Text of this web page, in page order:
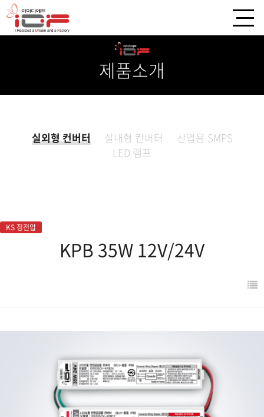
제품소개
실외형 컨버터 실내형 컨버터
산업용 SMPS
LED 램프
KS 정전압
KPB 35W 12V/24V